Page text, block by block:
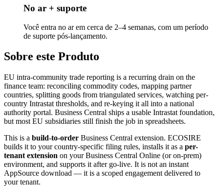
No ar + suporte
Você entra no ar em cerca de 2–4 semanas, com um período
de suporte pós-lançamento.
Sobre este Produto
EU intra-community trade reporting is a recurring drain on the
finance team: reconciling commodity codes, mapping partner
countries, splitting goods from triangulated services, watching per-
country Intrastat thresholds, and re-keying it all into a national
authority portal. Business Central ships a usable Intrastat foundation,
but most EU subsidiaries still finish the job in spreadsheets.
This is a build-to-order Business Central extension. ECOSIRE
builds it to your country-specific filing rules, installs it as a per-
tenant extension on your Business Central Online (or on-prem)
environment, and supports it after go-live. It is not an instant
AppSource download — it is a scoped engagement delivered to
your tenant.